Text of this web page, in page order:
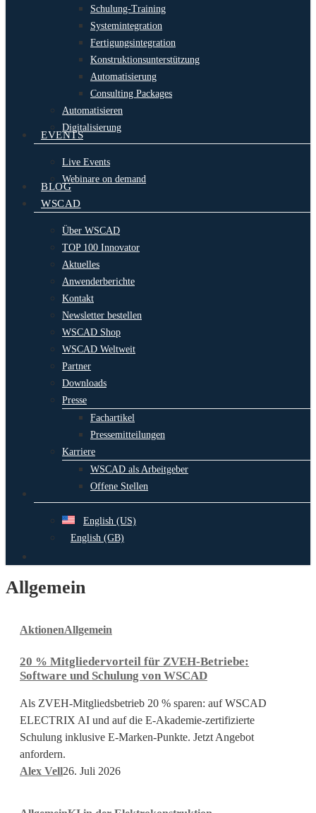
Schulung-Training
Systemintegration
Fertigungsintegration
Konstruktionsunterstützung
Automatisierung
Consulting Packages
Automatisieren
Digitalisierung
EVENTS
Live Events
Webinare on demand
BLOG
WSCAD
Über WSCAD
TOP 100 Innovator
Aktuelles
Anwenderberichte
Kontakt
Newsletter bestellen
WSCAD Shop
WSCAD Weltweit
Partner
Downloads
Presse
Fachartikel
Pressemitteilungen
Karriere
WSCAD als Arbeitgeber
Offene Stellen
English (US)
English (GB)
Allgemein
Betriebe:
Software
und
Schulung
von
AktionenAllgemein
20 % Mitgliedervorteil für ZVEH-Betriebe:
Software und Schulung von WSCAD
Als ZVEH-Mitgliedsbetrieb 20 % sparen: auf WSCAD
ELECTRIX AI und auf die E-Akademie-zertifizierte
Schulung inklusive E-Marken-Punkte. Jetzt Angebot
anfordern.
Alex Vell26. Juli 2026